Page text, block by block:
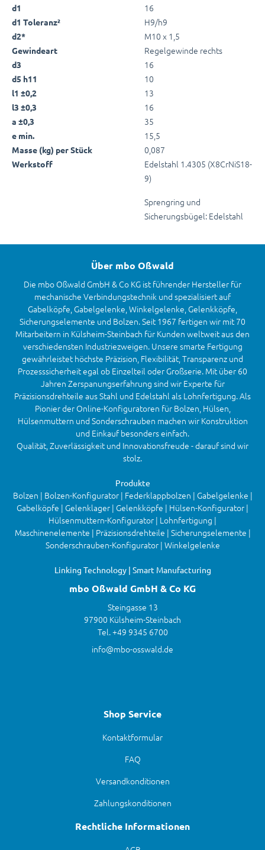
d1 16
d1 Toleranz² H9/h9
d2* M10 x 1,5
Gewindeart Regelgewinde rechts
d3 16
d5 h11 10
l1 ±0,2 13
l3 ±0,3 16
a ±0,3 35
e min. 15,5
Masse (kg) per Stück 0,087
Werkstoff
Edelstahl 1.4305 (X8CrNiS18-
9)
Sprengring und
Sicherungsbügel: Edelstahl
Über mbo Oßwald
Die mbo Oßwald GmbH & Co KG ist führender Hersteller für
mechanische Verbindungstechnik und spezialisiert auf
Gabelköpfe, Gabelgelenke, Winkelgelenke, Gelenkköpfe,
Sicherungselemente und Bolzen. Seit 1967 fertigen wir mit 70
Mitarbeitern in Külsheim-Steinbach für Kunden weltweit aus den
verschiedensten Industriezweigen. Unsere smarte Fertigung
gewährleistet höchste Präzision, Flexibilität, Transparenz und
Prozesssicherheit egal ob Einzelteil oder Großserie. Mit über 60
Jahren Zerspanungserfahrung sind wir Experte für
Präzisionsdrehteile aus Stahl und Edelstahl als Lohnfertigung. Als
Pionier der Online-Konfiguratoren für Bolzen, Hülsen,
Hülsenmuttern und Sonderschrauben machen wir Konstruktion
und Einkauf besonders einfach.
Qualität, Zuverlässigkeit und Innovationsfreude - darauf sind wir
stolz.
Produkte
Bolzen | Bolzen-Konfigurator | Federklappbolzen | Gabelgelenke |
Gabelköpfe | Gelenklager | Gelenkköpfe | Hülsen-Konfigurator |
Hülsenmuttern-Konfigurator | Lohnfertigung |
Maschinenelemente | Präzisionsdrehteile | Sicherungselemente |
Sonderschrauben-Konfigurator | Winkelgelenke
Linking Technology | Smart Manufacturing
mbo Oßwald GmbH & Co KG
Steingasse 13
97900 Külsheim-Steinbach
Tel. +49 9345 6700
info@mbo-osswald.de
Shop Service
Kontaktformular
FAQ
Versandkonditionen
Zahlungskonditionen
Rechtliche Informationen